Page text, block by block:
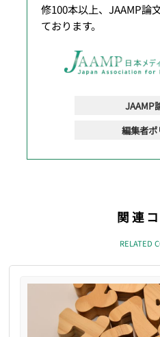
修100本以上、JAAMP論
ております。
JAAMP
編集者
関連
RELATED